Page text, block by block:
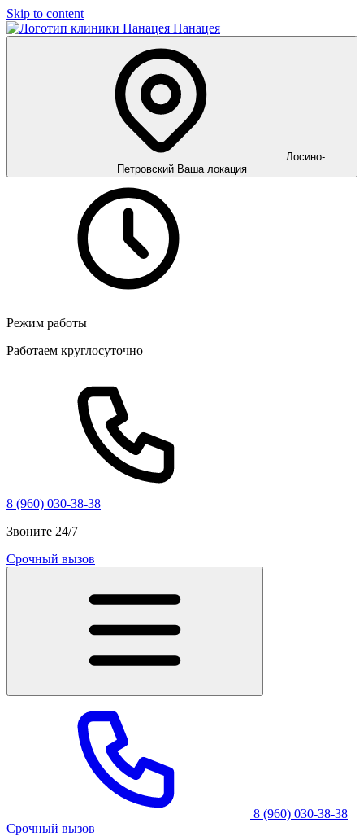
Skip to content
Панацея
Лосино-
Петровский Ваша локация
Режим работы
Работаем круглосуточно
8 (960) 030-38-38
Звоните 24/7
Срочный вызов
8 (960) 030-38-38
Срочный вызов